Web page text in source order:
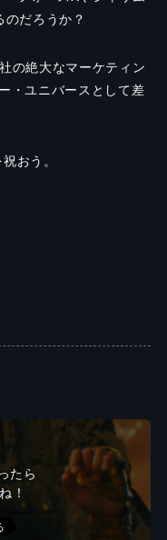
だろうか？
の絶大なマーケティン
・ユニバースとして差
おう。
たら
！